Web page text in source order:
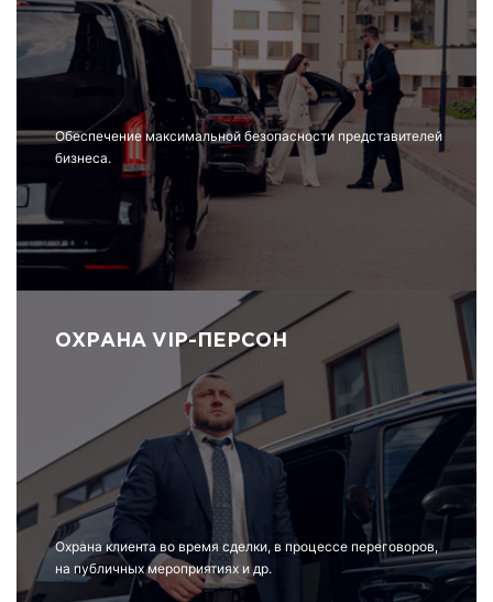
Обеспечение максимальной безопасности представителей
бизнеса.
ОХРАНА VIP-ПЕРСОН
Охрана клиента во время сделки, в процессе переговоров,
на публичных мероприятиях и др.